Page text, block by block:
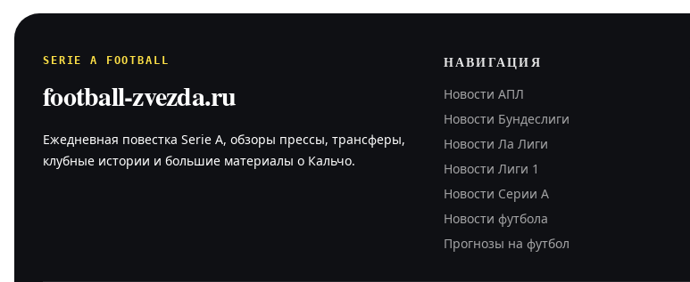
SERIE A FOOTBALL
football-zvezda.ru
Ежедневная повестка Serie A, обзоры прессы, трансферы,
клубные истории и большие материалы о Кальчо.
НАВИГАЦИЯ
Новости АПЛ
Новости Бундеслиги
Новости Ла Лиги
Новости Лиги 1
Новости Серии А
Новости футбола
Прогнозы на футбол